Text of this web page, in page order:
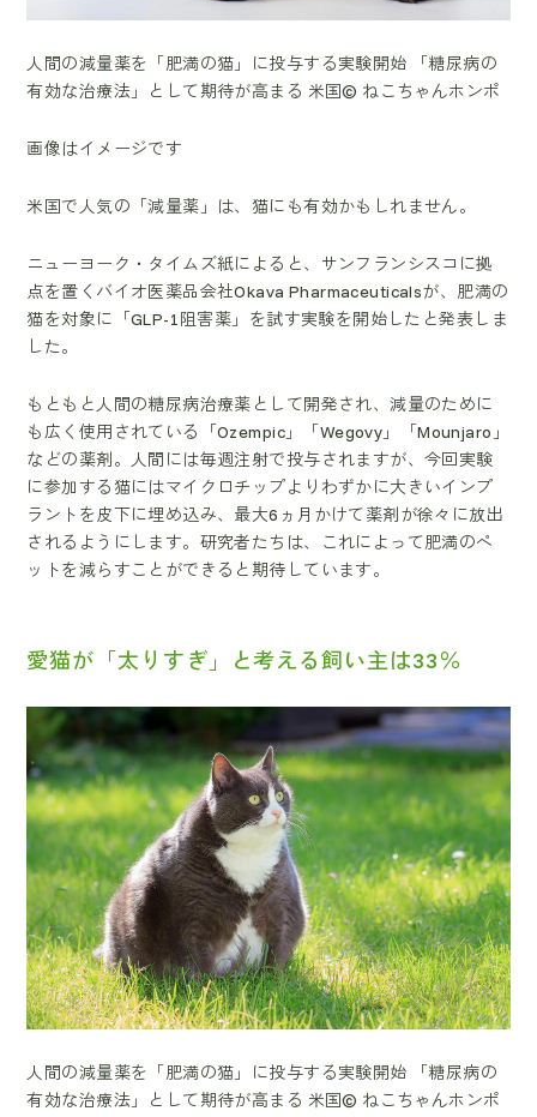
人間の減量薬を「肥満の猫」に投与する実験開始 「糖尿病の
有効な治療法」として期待が高まる 米国© ねこちゃんホンポ
画像はイメージです
米国で人気の「減量薬」は、猫にも有効かもしれません。
ニューヨーク・タイムズ紙によると、サンフランシスコに拠
点を置くバイオ医薬品会社Okava Pharmaceuticalsが、肥満の
猫を対象に「GLP-1阻害薬」を試す実験を開始したと発表しま
した。
もともと人間の糖尿病治療薬として開発され、減量のために
も広く使用されている「Ozempic」「Wegovy」「Mounjaro」
などの薬剤。人間には毎週注射で投与されますが、今回実験
に参加する猫にはマイクロチップよりわずかに大きいインプ
ラントを皮下に埋め込み、最大6ヵ月かけて薬剤が徐々に放出
されるようにします。研究者たちは、これによって肥満のペ
ットを減らすことができると期待しています。
愛猫が「太りすぎ」と考える飼い主は33％
人間の減量薬を「肥満の猫」に投与する実験開始 「糖尿病の
有効な治療法」として期待が高まる 米国© ねこちゃんホンポ